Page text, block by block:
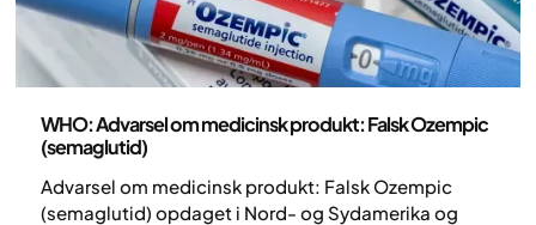
WHO: Advarsel om medicinsk produkt: Falsk Ozempic
(semaglutid)
Advarsel om medicinsk produkt: Falsk Ozempic
(semaglutid) opdaget i Nord- og Sydamerika og